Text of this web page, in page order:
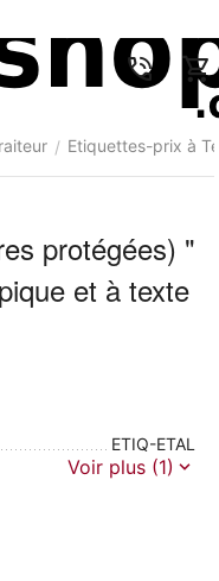
/ Etiquettes-prix à
protégées) "
et à texte
ETIQ-ETAL
Voir plus (1)
Comparer Compte